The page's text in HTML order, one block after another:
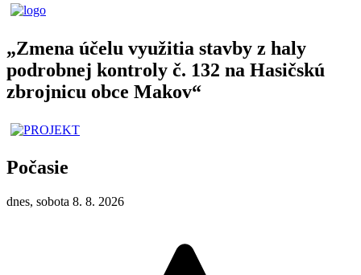
„Zmena účelu využitia stavby z haly
podrobnej kontroly č. 132 na Hasičskú
zbrojnicu obce Makov“
Počasie
dnes, sobota 8. 8. 2026